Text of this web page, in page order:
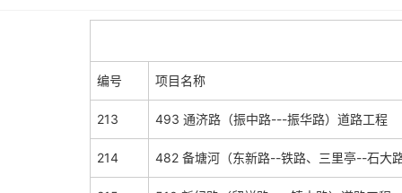
编号 项目名称
213 493 通济路（振中路---振华路）道路工程
214 482 备塘河（东新路--铁路、三里亭--石大